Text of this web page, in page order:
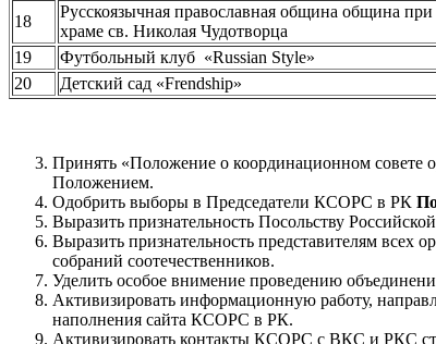
18
Русскоязычная православная община община при
храме св. Николая Чудотворца
19
Футбольный клуб «Russian Style»
20
Детский сад «Frendship»
Принять «Положение о координационном совете
Положением.
Одобрить выборы в Председатели КСОРС в РК
Выразить признательность Посольству
Выразить признательность представителям
собраний соотечественников.
Уделить особое внимение проведению
Активизировать информационную работу,
наполнения сайта КСОРС в РК.
Активизировать контакты КСОРС с ВКС и РКС